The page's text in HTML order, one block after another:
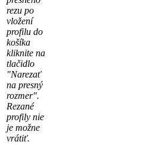
rezu po
vložení
profilu do
košíka
kliknite na
tlačidlo
"Narezať
na presný
rozmer".
Rezané
profily nie
je možne
vrátiť.